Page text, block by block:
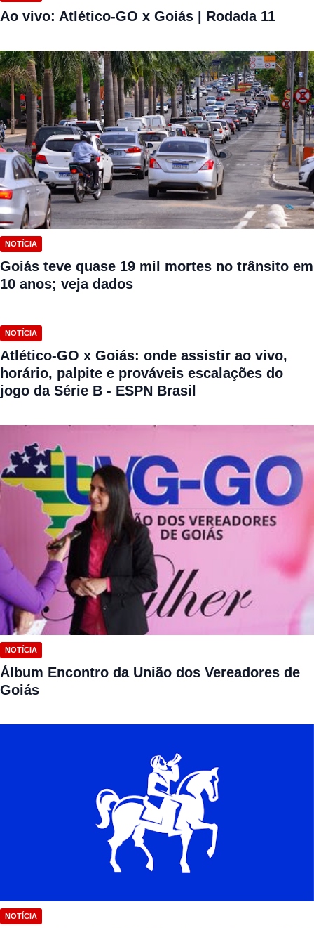
Ao vivo: Atlético-GO x Goiás | Rodada 11
NOTÍCIA
Goiás teve quase 19 mil mortes no trânsito em
10 anos; veja dados
NOTÍCIA
Atlético-GO x Goiás: onde assistir ao vivo,
horário, palpite e prováveis escalações do
jogo da Série B - ESPN Brasil
NOTÍCIA
Álbum Encontro da União dos Vereadores de
Goiás
NOTÍCIA